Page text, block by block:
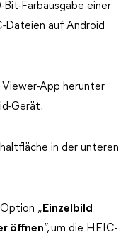
Farbausgabe einer
Dateien auf Android
App herunter
Gerät.
in der unteren
„ Einzelbild
öffnen“, um die HEIC-